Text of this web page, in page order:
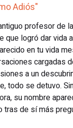
Adiós"
profesor de
que logró dar vida
en tu vida
cargadas
a un
todo se detuvo.
su nombre
tras de sí más